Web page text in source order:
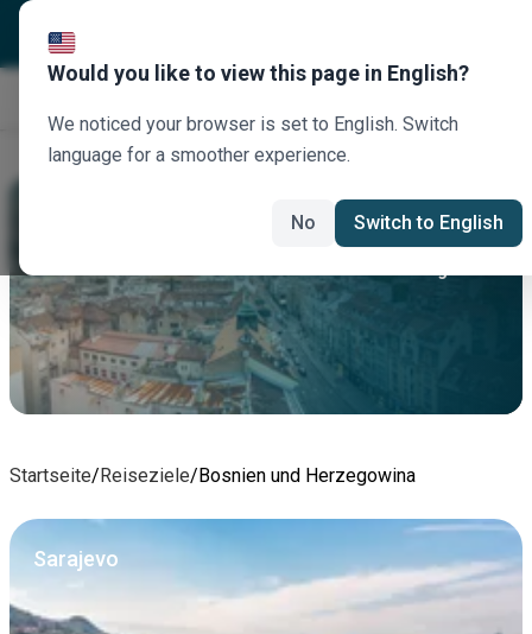
Bosnien Und Herzegowina
Startseite/Reiseziele/Bosnien und Herzegowina
Sarajevo
Would you like to view this page in English?
We noticed your browser is set to English. Switch
language for a smoother experience.
No Switch to English